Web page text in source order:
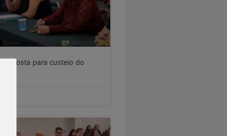
proposta para custeio do